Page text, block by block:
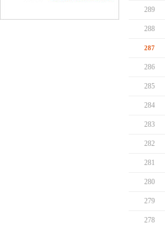
289
288
287
286
285
284
283
282
281
280
279
278